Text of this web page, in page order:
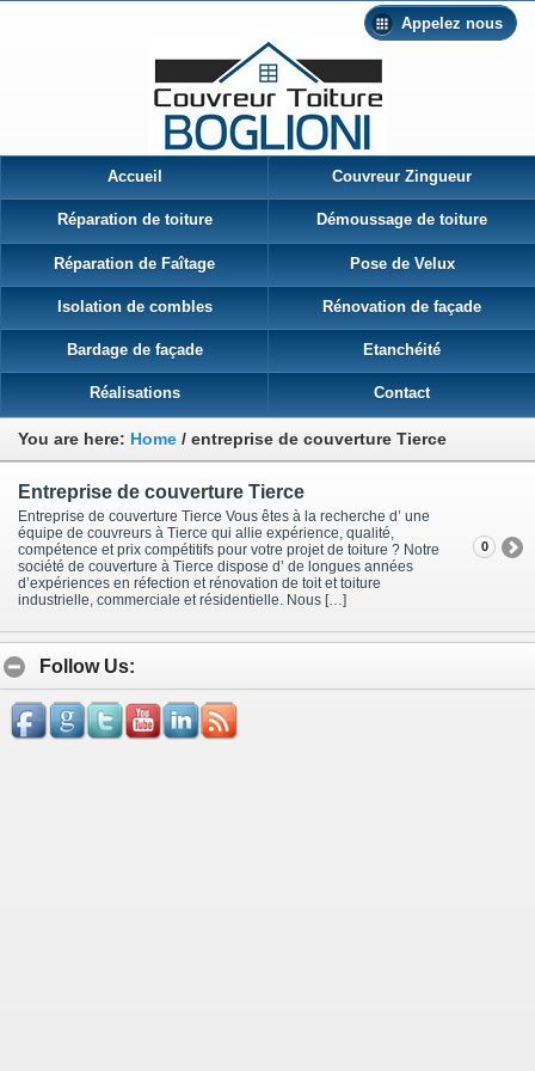
Appelez nous
Accueil Couvreur Zingueur
Réparation de toiture Démoussage de toiture
Réparation de Faîtage Pose de Velux
Isolation de combles Rénovation de façade
Bardage de façade Etanchéité
Réalisations Contact
You are here: Home / entreprise de couverture Tierce
Entreprise de couverture Tierce
Entreprise de couverture Tierce Vous êtes à la recherche d’ une
équipe de couvreurs à Tierce qui allie expérience, qualité,
compétence et prix compétitifs pour votre projet de toiture ? Notre
société de couverture à Tierce dispose d’ de longues années
d’expériences en réfection et rénovation de toit et toiture
industrielle, commerciale et résidentielle. Nous […]
0
Follow Us: